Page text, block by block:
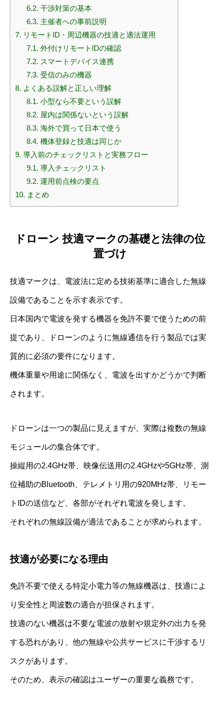
6.2. 干渉対策の基本
6.3. 主催者への事前説明
7. リモートID・周辺機器の技適と適法運用
7.1. 外付けリモートIDの確認
7.2. スマートデバイス連携
7.3. 受信のみの機器
8. よくある誤解と正しい理解
8.1. 小型なら不要という誤解
8.2. 屋内は関係ないという誤解
8.3. 海外で買って日本で使う
8.4. 機体登録と技適は同じか
9. 導入前のチェックリストと実務フロー
9.1. 導入チェックリスト
9.2. 運用前点検の要点
10. まとめ
ドローン 技適マークの基礎と法律の位
置づけ
技適マークは、電波法に定める技術基準に適合した無線
設備であることを示す表示です。
日本国内で電波を発する機器を免許不要で使うための前
提であり、ドローンのように無線通信を行う製品では実
質的に必須の要件になります。
機体重量や用途に関係なく、電波を出すかどうかで判断
されます。
ドローンは一つの製品に見えますが、実際は複数の無線
モジュールの集合体です。
操縦用の2.4GHz帯、映像伝送用の2.4GHzや5GHz帯、測
位補助のBluetooth、テレメトリ用の920MHz帯、リモー
トIDの送信など、各部がそれぞれ電波を発します。
それぞれの無線設備が適法であることが求められます。
技適が必要になる理由
免許不要で使える特定小電力等の無線機器は、技適によ
り安全性と周波数の適合が担保されます。
技適のない機器は不要な電波の放射や規定外の出力を発
する恐れがあり、他の無線や公共サービスに干渉するリ
スクがあります。
そのため、表示の確認はユーザーの重要な義務です。